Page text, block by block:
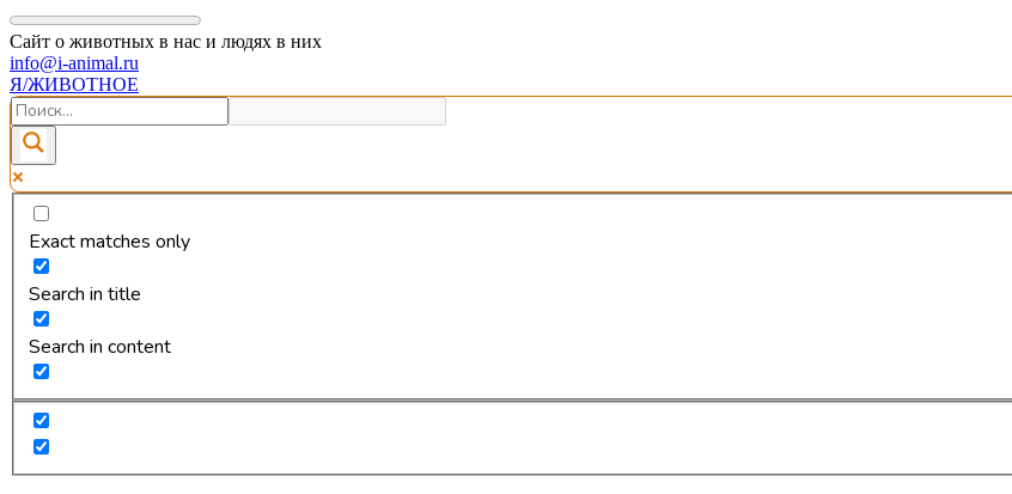
Сайт о животных в нас и людях в них
info@i-animal.ru
Я/ЖИВОТНОЕ
Exact matches only
Search in title
Search in content